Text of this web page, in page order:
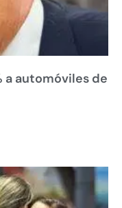
a automóviles de